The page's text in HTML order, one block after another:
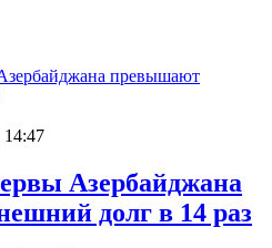
14:47
Азербайджана
долг в 14 раз